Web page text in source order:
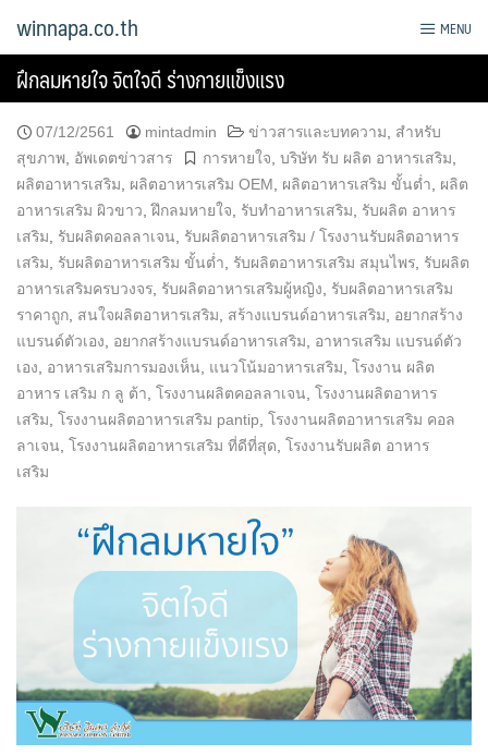
winnapa.co.th MENU
ฝึกลมหายใจ จิตใจดี ร่างกายแข็งแรง
07/12/2561 mintadmin ข่าวสารและบทความ
สำหรับ
สุขภาพ อัพเดตข่าวสาร การหายใจ บริษัท รับ ผลิต อาหารเสริม
ผลิตอาหารเสริม
ผลิตอาหารเสริม OEM ผลิตอาหารเสริม ขั้นต่ำ
ผลิต
อาหารเสริม ผิวขาว ,ฝึกลมหายใจ รับทำอาหารเสริม
รับผลิต อาหาร
เสริม
รับผลิตคอลลาเจน
รับผลิตอาหารเสริม / โรงงานรับผลิตอาหาร
เสริม
รับผลิตอาหารเสริม ขั้นต่ำ รับผลิตอาหารเสริม สมุนไพร รับผลิต
อาหารเสริมครบวงจร รับผลิตอาหารเสริมผู้หญิง
รับผลิตอาหารเสริม
ราคาถูก สนใจผลิตอาหารเสริม สร้างแบรนด์อาหารเสริม
อยากสร้าง
แบรนด์ตัวเอง
อยากสร้างแบรนด์อาหารเสริม
อาหารเสริม แบรนด์ตัว
เอง
อาหารเสริมการมองเห็น แนวโน้มอาหารเสริม โรงงาน ผลิต
อาหาร เสริม ก ลู ต้า โรงงานผลิตคอลลาเจน โรงงานผลิตอาหาร
เสริม โรงงานผลิตอาหารเสริม pantip โรงงานผลิตอาหารเสริม คอล
ลาเจน โรงงานผลิตอาหารเสริม ที่ดีที่สุด โรงงานรับผลิต อาหาร
เสริม